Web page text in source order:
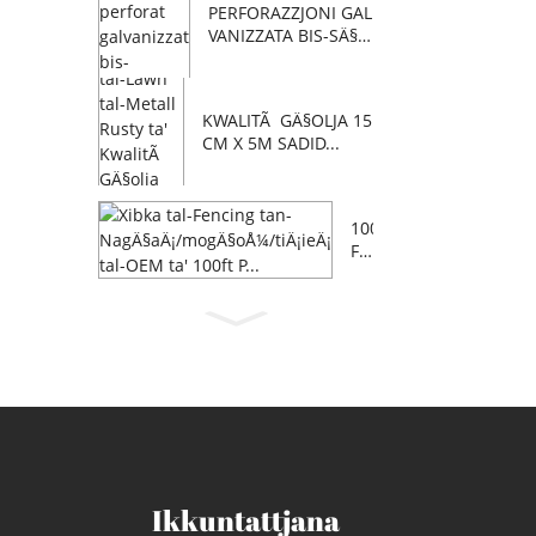
PERFORAZZJONI GAL
VANIZZATA BIS-SÄ§U
KWALITÃ GÄ§OLJA 15
CM X 5M SADID...
100
FT
§AÄ
Ikkuntattjana